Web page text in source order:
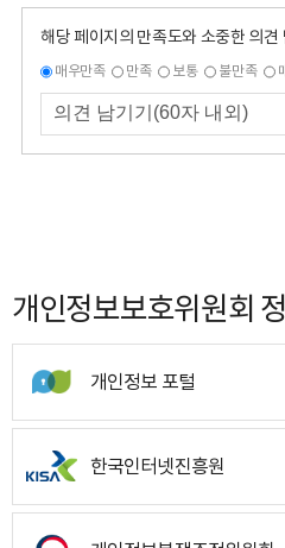
해당 페이지의 만족도와 소중한 의견
매우만족 만족 보통 불만족
개인정보보호위원회
개인정보 포털
한국인터넷진흥원